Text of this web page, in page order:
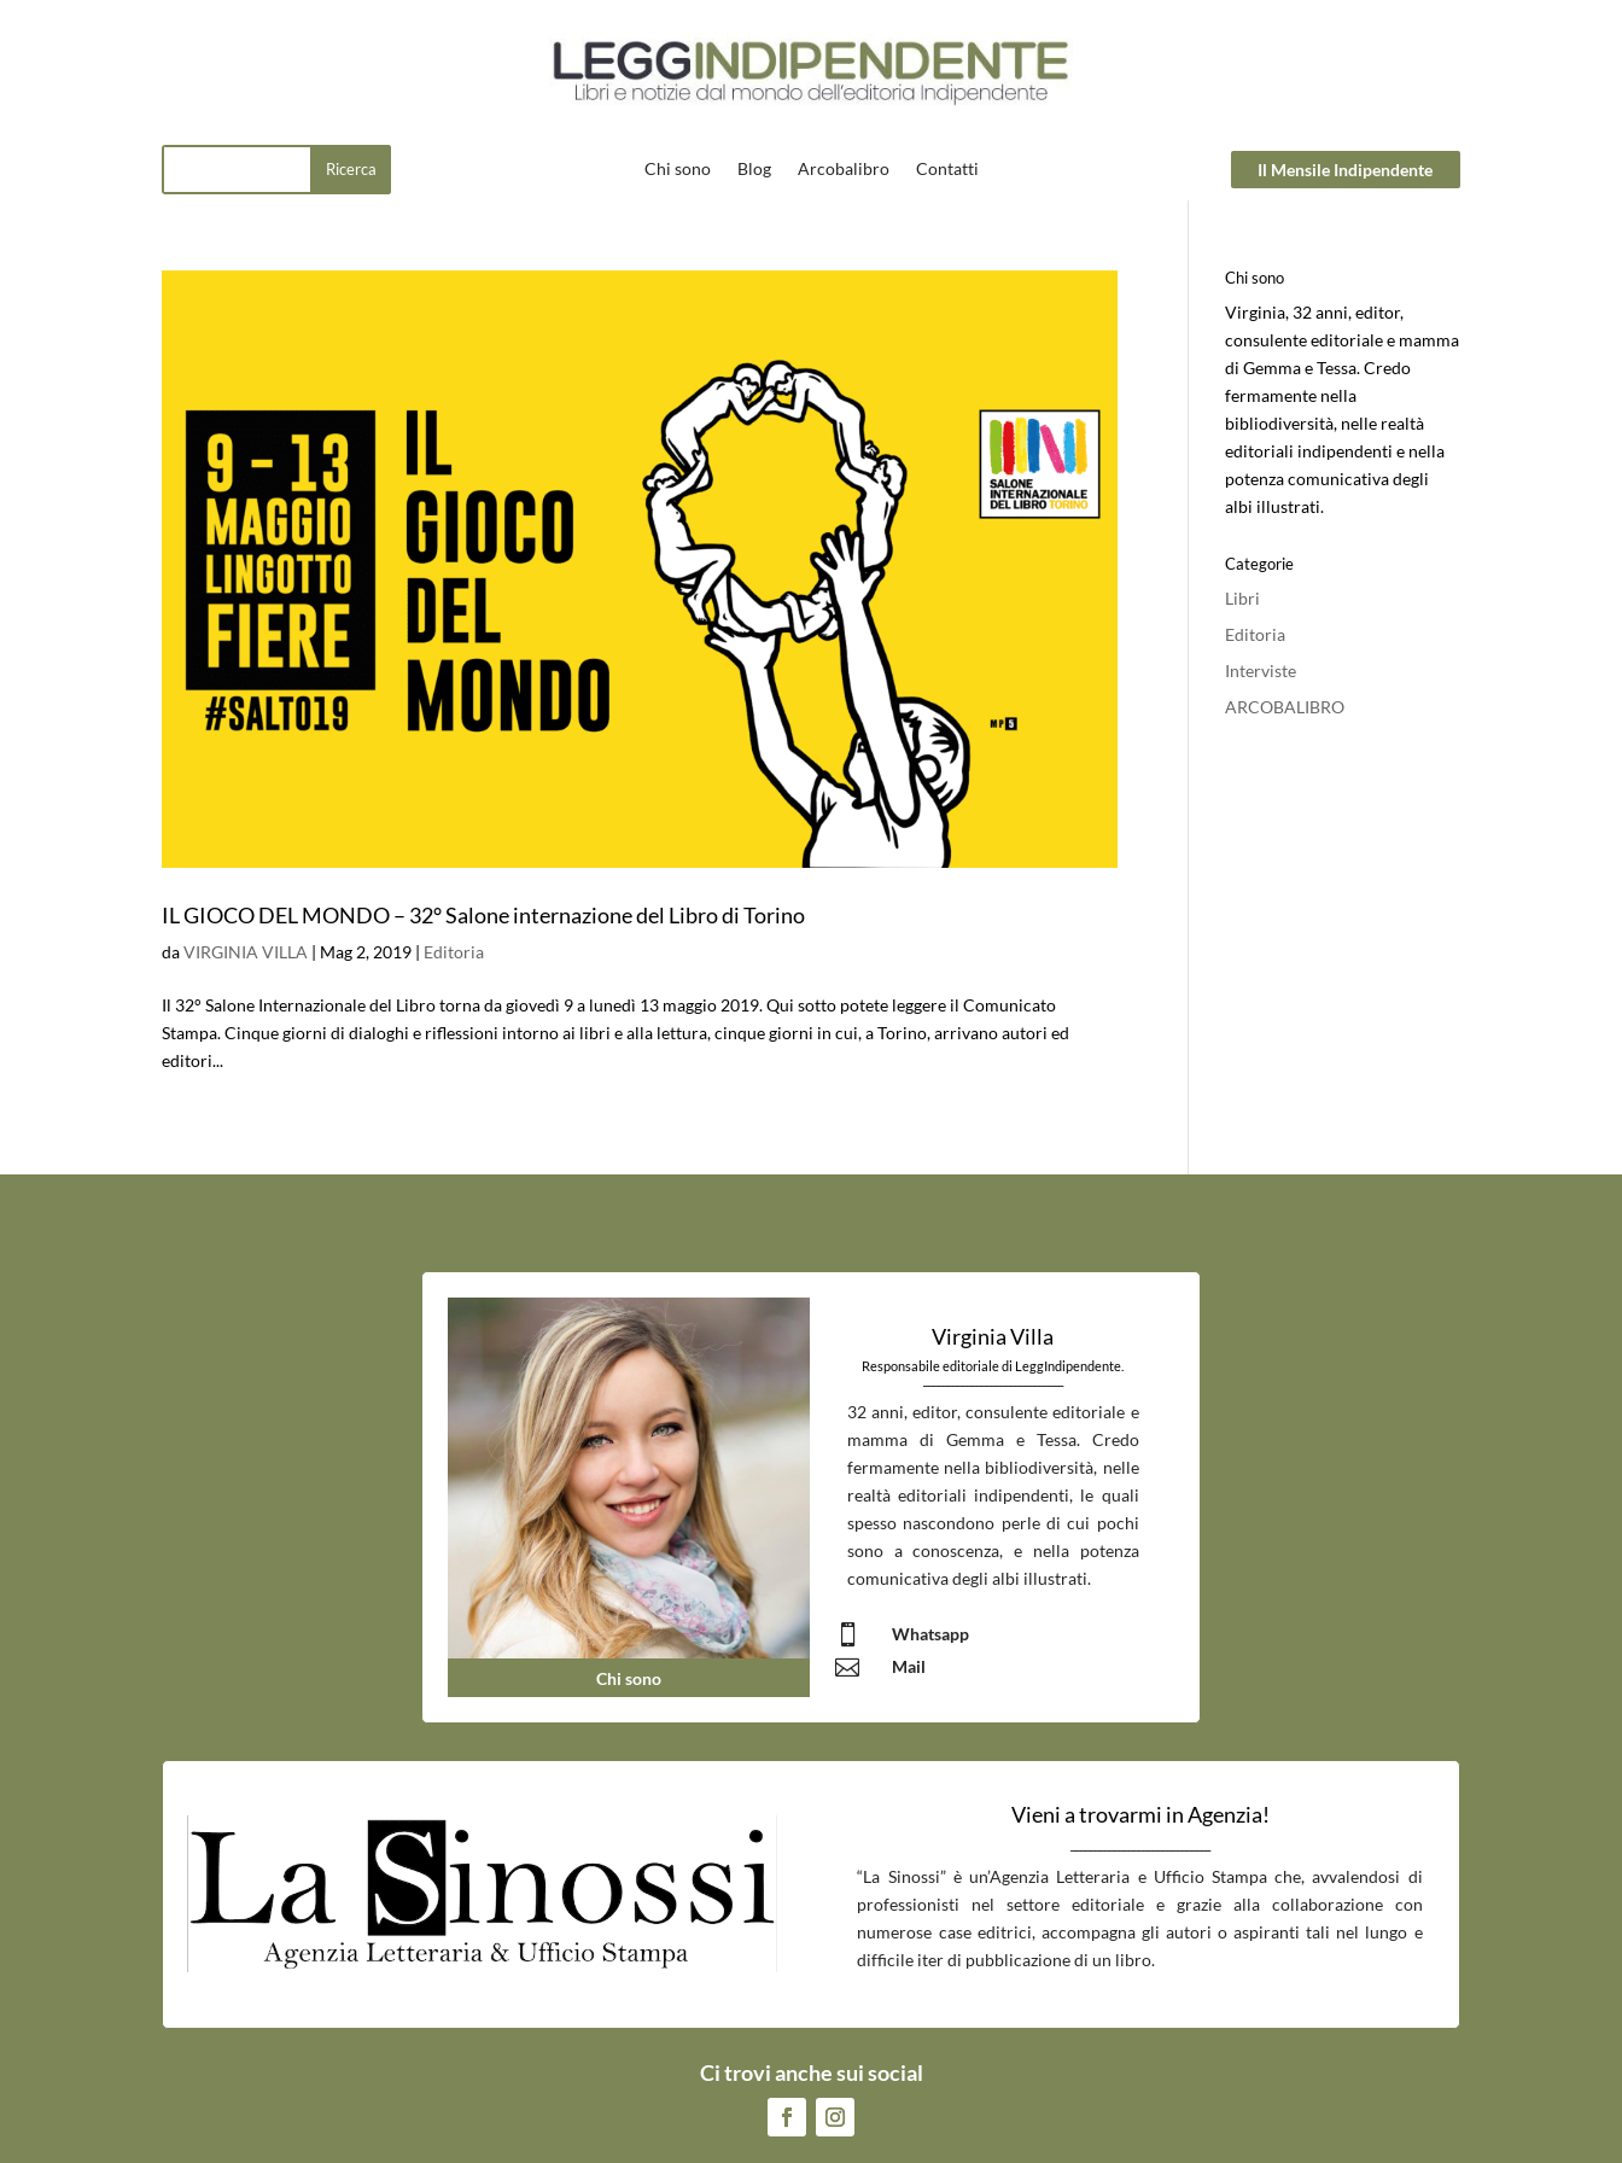
Chi sono Blog Arcobalibro Contatti Il Mensile Indipendente
IL GIOCO DEL MONDO – 32° Salone internazione del Libro di Torino
daVIRGINIA VILLA | Mag 2, 2019 | Editoria
Il 32° Salone Internazionale del Libro torna da giovedì 9 a lunedì 13 maggio 2019. Qui sotto potete leggere il Comunicato
Stampa. Cinque giorni di dialoghi e riflessioni intorno ai libri e alla lettura, cinque giorni in cui, a Torino, arrivano autori ed
editori...
Chi sono
Virginia, 32 anni, editor,
consulente editoriale e mamma
di Gemma e Tessa. Credo
fermamente nella
bibliodiversità, nelle realtà
editoriali indipendenti e nella
potenza comunicativa degli
albi illustrati.
Categorie
Libri
Editoria
Interviste
ARCOBALIBRO
Chi sono
Virginia Villa
Responsabile editoriale di LeggIndipendente.
_____________________________
32 anni, editor, consulente editoriale e
mamma di Gemma e Tessa. Credo
fermamente nella bibliodiversità, nelle
realtà editoriali indipendenti, le quali
spesso nascondono perle di cui pochi
sono a conoscenza, e nella potenza
comunicativa degli albi illustrati.
 Whatsapp
 Mail
Vieni a trovarmi in Agenzia!
“La Sinossi” è un’Agenzia Letteraria e Ufficio Stampa che, avvalendosi di
professionisti nel settore editoriale e grazie alla collaborazione con
numerose case editrici, accompagna gli autori o aspiranti tali nel lungo e
difficile iter di pubblicazione di un libro.
Ci trovi anche sui social